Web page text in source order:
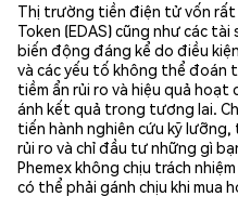
Thị trường tiền điện tử vốn rất
Token (EDAS) cũng như các
biến động đáng kể do điều
và các yếu tố không thể đoán
tiềm ẩn rủi ro và hiệu quả
ánh kết quả trong tương lai.
tiến hành nghiên cứu kỹ
rủi ro và chỉ đầu tư những gì
Phemex không chịu trách
có thể phải gánh chịu khi mua